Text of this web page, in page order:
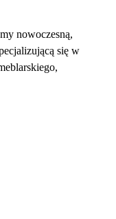
nowoczesną,
się w